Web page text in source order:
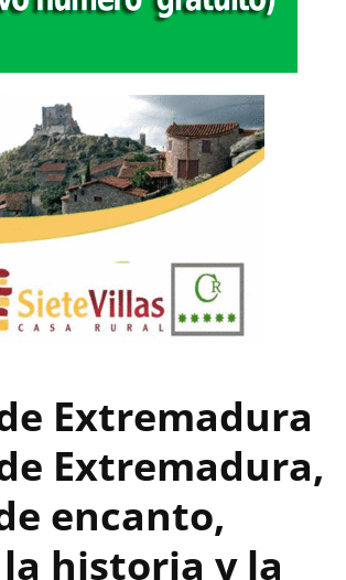
Extremadura
Extremadura,
encanto,
historia y la